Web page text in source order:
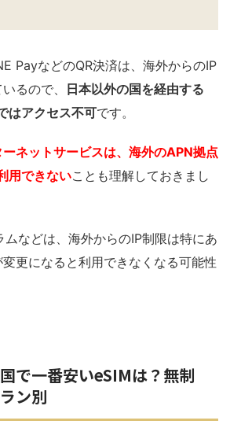
PayなどのQR決済は、海外からのIP
るので、 日本以外の国を経由する
はアクセス不可です。
ネットサービスは、海外のAPN拠点
用できないことも理解しておきまし
ムなどは、海外からのIP制限は特にあ
更になると利用できなくなる可能性
国で一番安いeSIMは？無制
ン別